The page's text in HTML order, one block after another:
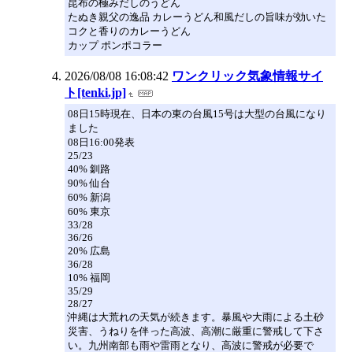
昆布の極みだしのうどん
たぬき親父の逸品 カレーうどん和風だしの旨味が効いた
コクと香りのカレーうどん
カップ ポンポコラー
2026/08/08 16:08:42 ワンクリック気象情報サイ
ト[tenki.jp]
08日15時現在、日本の東の台風15号は大型の台風になり
ました
08日16:00発表
25/23
40% 釧路
90% 仙台
60% 新潟
60% 東京
33/28
36/26
20% 広島
36/28
10% 福岡
35/29
28/27
沖縄は大荒れの天気が続きます。暴風や大雨による土砂
災害、うねりを伴った高波、高潮に厳重に警戒して下さ
い。九州南部も雨や雷雨となり、高波に警戒が必要で